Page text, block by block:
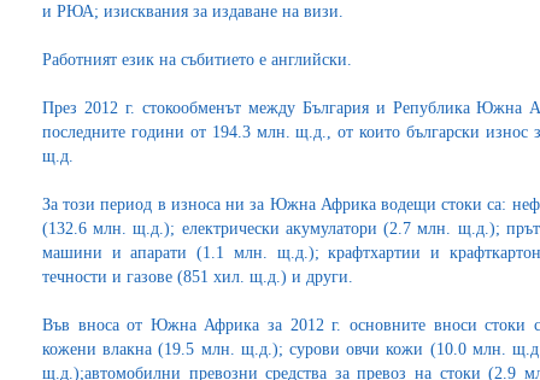
и РЮА; изисквания за издаване на визи.
Работният език на събитието е английски.
През 2012 г. стокообменът между България и Република Южна
последните години от 194.3 млн. щ.д., от които български
щ.д.
За този период в износа ни за Южна Африка водещи стоки са:
(132.6 млн. щ.д.); електрически акумулатори (2.7 млн. щ.д.);
машини и апарати (1.1 млн. щ.д.); крафтхартии и
течности и газове (851 хил. щ.д.) и други.
Във вноса от Южна Африка за 2012 г. основните вноси стоки
кожени влакна (19.5 млн. щ.д.); сурови овчи кожи (10.0 млн.
щ.д.);автомобилни превозни средства за превоз на стоки (2.9